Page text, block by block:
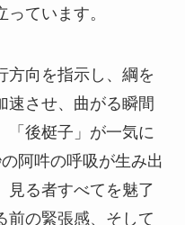
ています。
方向を指示し、綱を
速させ、曲がる瞬間
「後梃子」が一気に
阿吽の呼吸が生み出
見る者すべてを魅了
前の緊張感、そして